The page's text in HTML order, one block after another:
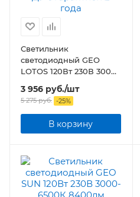
Светильник
светодиодный GEO
LOTOS 120Вт 230В 3000-
6500К 8400лм
500x60мм с пультом ДУ
3 956 руб./шт
5 275руб. -25%
В корзину